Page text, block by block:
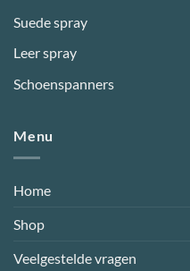
Suede spray
Leer spray
Schoenspanners
Menu
Home
Shop
Veelgestelde vragen